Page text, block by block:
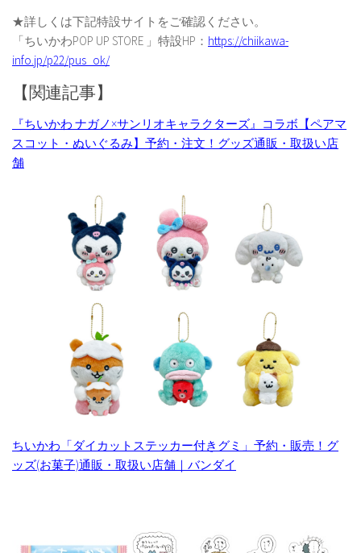
★詳しくは下記特設サイトをご確認ください。
「ちいかわPOP UP STORE 」特設HP： https://chiikawa-
info.jp/p22/pus_ok/
【関連記事】
『ちいかわ ナガノ×サンリオキャラクターズ』コラボ【ペアマ
スコット・ぬいぐるみ】予約・注文！グッズ通販・取扱い店
舗
ちいかわ「ダイカットステッカー付きグミ」予約・販売！グ
ッズ(お菓子)通販・取扱い店舗｜バンダイ